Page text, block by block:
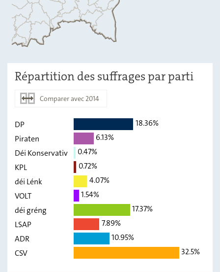
Répartition des suffrages par parti
Comparer avec 2014
18,36
Piraten
Déi
-
KPL
déi Lénk -
1,54 -
DP
Piraten
Déi Konservativ
KPL
déi Lénk
VOLT
déi gréng
LSAP
ADR
CSV
18.36%
6.13%
0.47%
0.72%
4.07%
1.54%
17.37%
7.89%
10.95%
32.5%